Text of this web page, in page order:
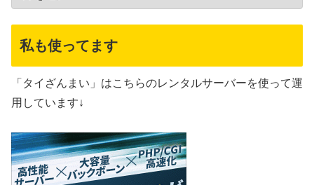
私も使ってます
「タイざんまい」はこちらのレンタルサーバーを使って運
用しています↓